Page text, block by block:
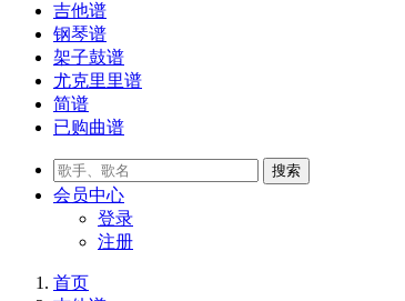
吉他谱
钢琴谱
架子鼓谱
尤克里里谱
简谱
已购曲谱
会员中心
登录
注册
首页